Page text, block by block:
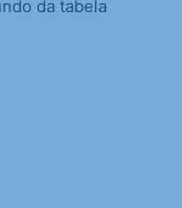
da tabela